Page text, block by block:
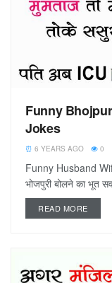
Funny
Jokes
6 YEARS AGO 0
Funny Husband
भोजपुरी बोलने का भूत
READ MORE